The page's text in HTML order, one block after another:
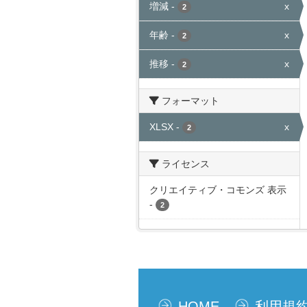
増減 - 2 x
年齢 - 2 x
推移 - 2 x
フォーマット
XLSX - 2 x
ライセンス
クリエイティブ・コモンズ 表示
-
2